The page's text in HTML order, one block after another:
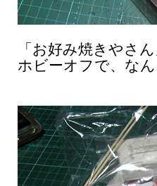
「お好み焼きやさ
ホビーオフで、な